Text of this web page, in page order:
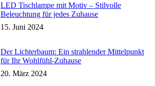
LED Tischlampe mit Motiv – Stilvolle
Beleuchtung für jedes Zuhause
15. Juni 2024
Der Lichterbaum: Ein strahlender Mittelpunkt
für Ihr Wohlfühl-Zuhause
20. März 2024